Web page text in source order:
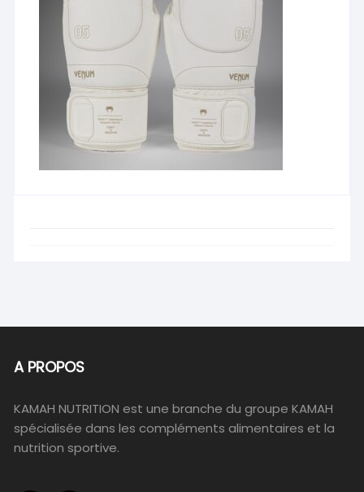
A PROPOS
KAMAH NUTRITION est une branche du groupe KAMAH
spécialisée dans les compléments alimentaires et la
nutrition sportive.